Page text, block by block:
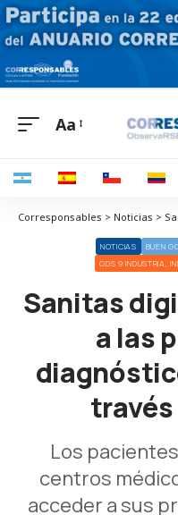
Aa
NOTICIAS BUEN
ODS 9 INDUSTRIA,
Sanitas
a las
través
Los
centros
acceder a sus